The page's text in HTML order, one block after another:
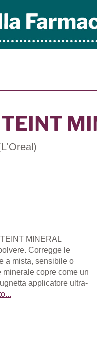
MINERAL
Corregge le
a mista, sensibile o
minerale copre come un
applicatore ultra-